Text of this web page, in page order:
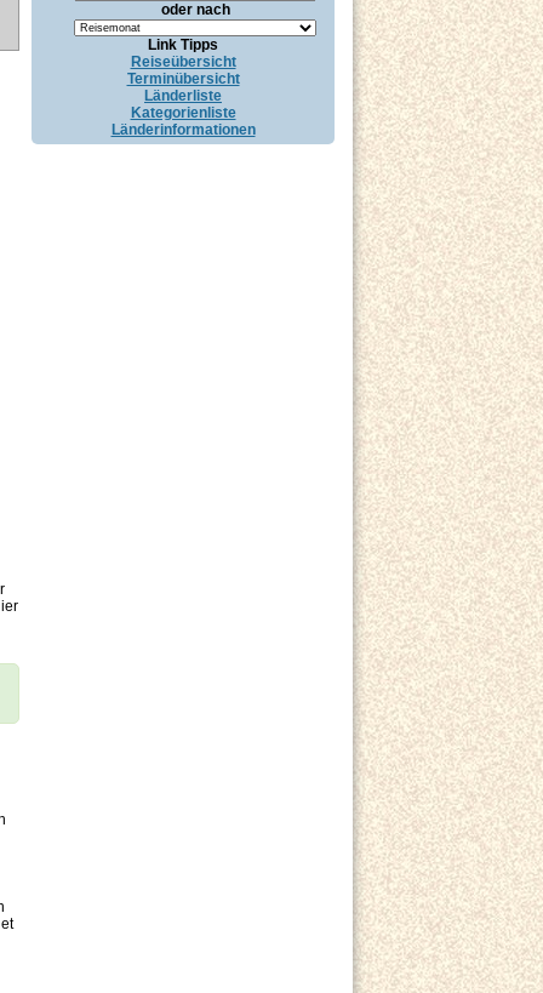
oder nach
Link Tipps
Reiseübersicht
Terminübersicht
Länderliste
Kategorienliste
Länderinformationen